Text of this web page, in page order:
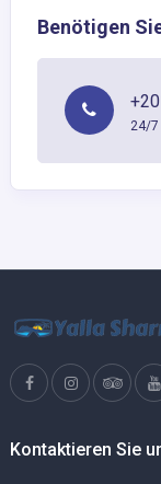
Benötigen
24/7
Kontaktieren Sie